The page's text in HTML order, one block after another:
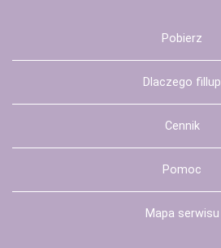
Pobierz
Dlaczego fillup
Cennik
Pomoc
Mapa serwisu